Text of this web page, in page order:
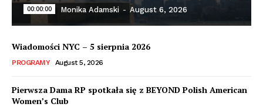
00:00:00 Monika Adamski - August 6, 2026
Wiadomości NYC – 5 sierpnia 2026
PROGRAMY August 5, 2026
Pierwsza Dama RP spotkała się z BEYOND Polish American
Women’s Club